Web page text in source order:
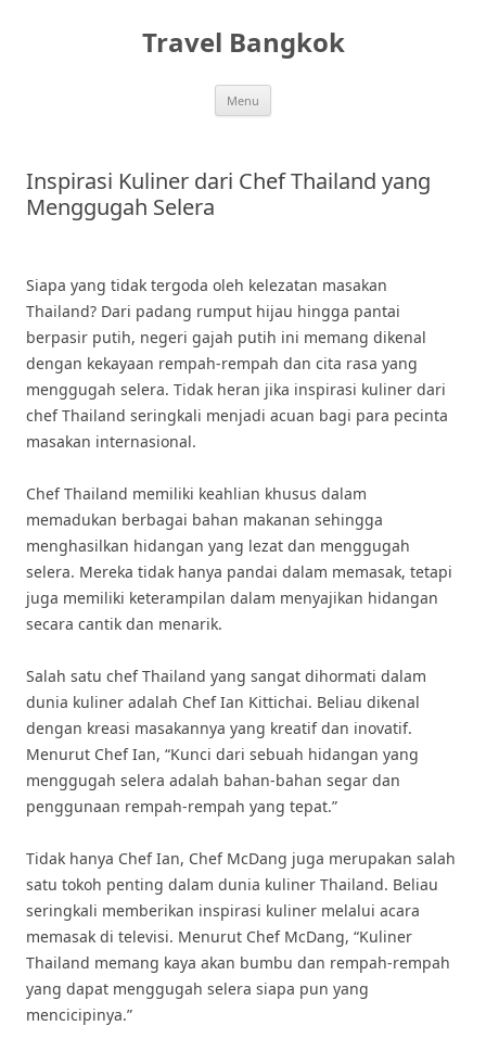
Travel Bangkok
Menu
Inspirasi Kuliner dari Chef Thailand yang
Menggugah Selera
Siapa yang tidak tergoda oleh kelezatan masakan
Thailand? Dari padang rumput hijau hingga pantai
berpasir putih, negeri gajah putih ini memang dikenal
dengan kekayaan rempah-rempah dan cita rasa yang
menggugah selera. Tidak heran jika inspirasi kuliner dari
chef Thailand seringkali menjadi acuan bagi para pecinta
masakan internasional.
Chef Thailand memiliki keahlian khusus dalam
memadukan berbagai bahan makanan sehingga
menghasilkan hidangan yang lezat dan menggugah
selera. Mereka tidak hanya pandai dalam memasak, tetapi
juga memiliki keterampilan dalam menyajikan hidangan
secara cantik dan menarik.
Salah satu chef Thailand yang sangat dihormati dalam
dunia kuliner adalah Chef Ian Kittichai. Beliau dikenal
dengan kreasi masakannya yang kreatif dan inovatif.
Menurut Chef Ian, “Kunci dari sebuah hidangan yang
menggugah selera adalah bahan-bahan segar dan
penggunaan rempah-rempah yang tepat.”
Tidak hanya Chef Ian, Chef McDang juga merupakan salah
satu tokoh penting dalam dunia kuliner Thailand. Beliau
seringkali memberikan inspirasi kuliner melalui acara
memasak di televisi. Menurut Chef McDang, “Kuliner
Thailand memang kaya akan bumbu dan rempah-rempah
yang dapat menggugah selera siapa pun yang
mencicipinya.”